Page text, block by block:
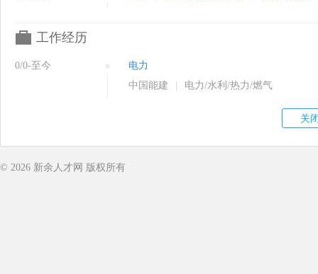
工作经历
0/0-至今
电力
中国能建
电力/水利/热力/燃气
© 2026 新余人才网 版权所有